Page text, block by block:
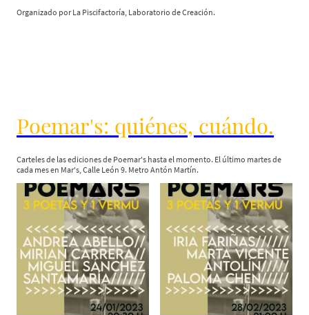
Organizado por La Piscifactoría, Laboratorio de Creación.
Poemar's: quiénes, cuándo.
Carteles de las ediciones de Poemar's hasta el momento. El último martes de
cada mes en Mar's, Calle León 9. Metro Antón Martín.